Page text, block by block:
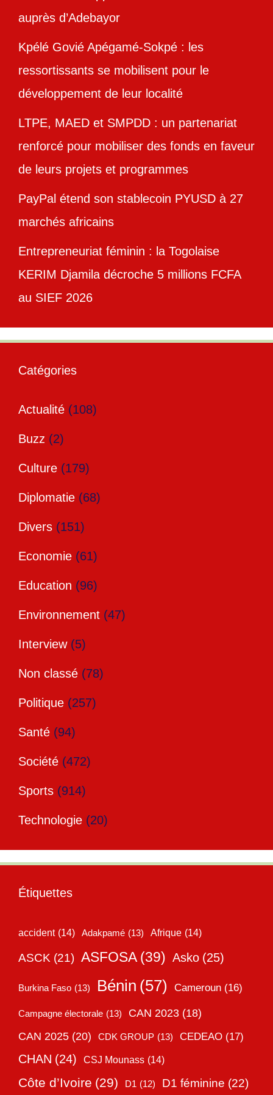
auprès d’Adebayor
Kpélé Govié Apégamé-Sokpé : les
ressortissants se mobilisent pour le
développement de leur localité
LTPE, MAED et SMPDD : un partenariat
renforcé pour mobiliser des fonds en faveur
de leurs projets et programmes
PayPal étend son stablecoin PYUSD à 27
marchés africains
Entrepreneuriat féminin : la Togolaise
KERIM Djamila décroche 5 millions FCFA
au SIEF 2026
Catégories
Actualité (108)
Buzz (2)
Culture (179)
Diplomatie (68)
Divers (151)
Economie (61)
Education (96)
Environnement (47)
Interview(5)
Non classé (78)
Politique (257)
Santé (94)
Société (472)
Sports (914)
Technologie (20)
Étiquettes
accident (14) Adakpamé (13) Afrique (14)
ASCK (21) ASFOSA (39) Asko (25)
Burkina Faso (13) Bénin (57) Cameroun (16)
Campagne électorale (13) CAN 2023 (18)
CAN 2025 (20) CDK GROUP (13) CEDEAO (17)
CHAN (24) CSJ Mounass (14)
Côte d’Ivoire (29) D1 (12) D1 féminine (22)